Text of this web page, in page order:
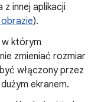
innej aplikacji
).
w którym
zmieniać rozmiar
włączony przez
ekranem.